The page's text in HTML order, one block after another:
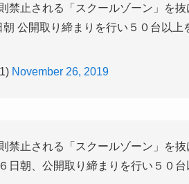
禁止される「スクールゾーン」を
公開取り締まりを行い５０台以上
November 26, 2019
禁止される「スクールゾーン」を
日朝、公開取り締まりを行い５０台